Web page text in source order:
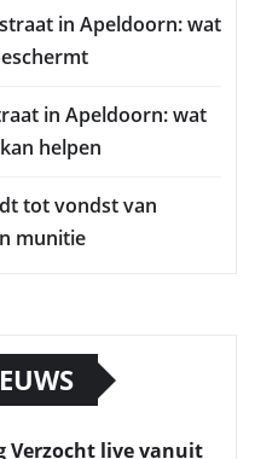
in Apeldoorn: wat
in Apeldoorn: wat
helpen
tot vondst van
munitie
Verzocht live vanuit